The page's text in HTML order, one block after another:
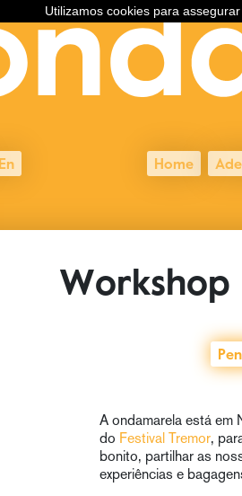
Utilizamos cookies para
En Home
A ondamarela está em
do Festival Tremor,
bonito, partilhar as
experiências e